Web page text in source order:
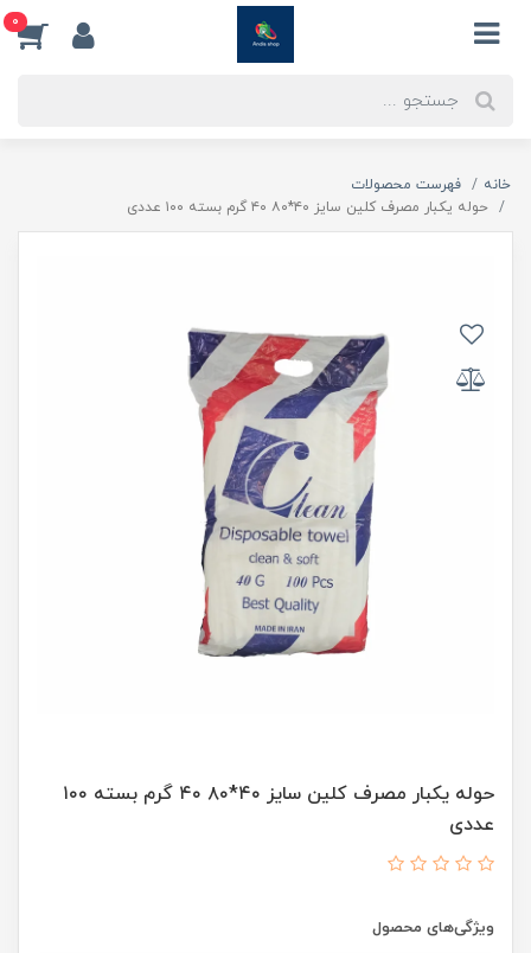
0
خانه
فهرست محصولات
حوله یکبار مصرف کلین سایز ۴۰*۸۰ ۴۰ گرم بسته ۱۰۰ عددی
حوله یکبار مصرف کلین سایز ۴۰*۸۰ ۴۰ گرم بسته ۱۰۰
عددی
ویژگی‌های محصول